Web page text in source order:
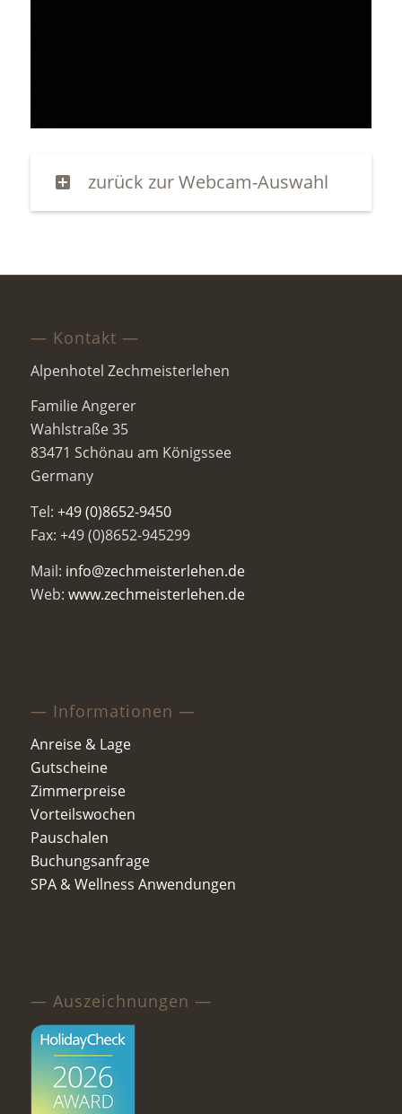
zurück zur Webcam-Auswahl
— Kontakt —
Alpenhotel Zechmeisterlehen
Familie Angerer
Wahlstraße 35
83471 Schönau am Königssee
Germany
Tel: +49 (0)8652-9450
Fax: +49 (0)8652-945299
Mail: info@zechmeisterlehen.de
Web: www.zechmeisterlehen.de
— Informationen —
Anreise & Lage
Gutscheine
Zimmerpreise
Vorteilswochen
Pauschalen
Buchungsanfrage
SPA & Wellness Anwendungen
— Auszeichnungen —